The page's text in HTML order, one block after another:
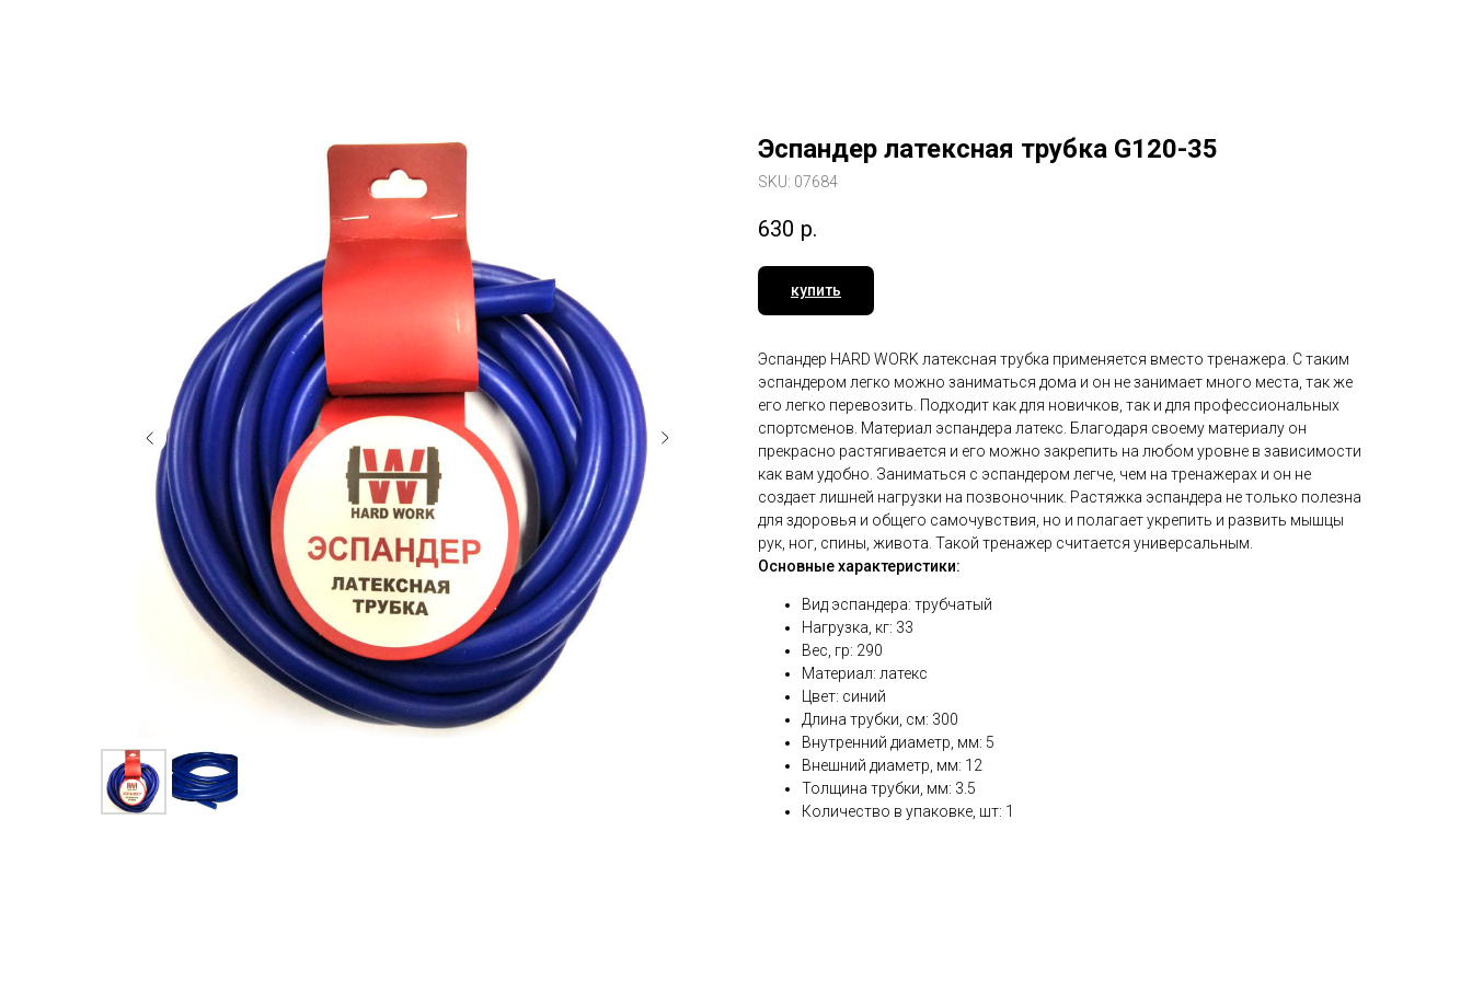
Эспандер латексная трубка G120-35
SKU: 07684
630 р.
купить
Эспандер HARD WORK латексная трубка применяется вместо тренажера. С таким
эспандером легко можно заниматься дома и он не занимает много места, так же
его легко перевозить. Подходит как для новичков, так и для профессиональных
спортсменов. Материал эспандера латекс. Благодаря своему материалу он
прекрасно растягивается и его можно закрепить на любом уровне в зависимости
как вам удобно. Заниматься с эспандером легче, чем на тренажерах и он не
создает лишней нагрузки на позвоночник. Растяжка эспандера не только полезна
для здоровья и общего самочувствия, но и полагает укрепить и развить мышцы
рук, ног, спины, живота. Такой тренажер считается универсальным.
Основные характеристики:
Вид эспандера: трубчатый
Нагрузка, кг: 33
Вес, гр: 290
Материал: латекс
Цвет: синий
Длина трубки, см: 300
Внутренний диаметр, мм: 5
Внешний диаметр, мм: 12
Толщина трубки, мм: 3.5
Количество в упаковке, шт: 1